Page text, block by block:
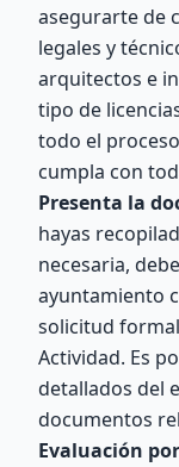
asegurarte de
legales y
arquitectos e
tipo de
todo el
cumpla con
Presenta la
hayas
necesaria,
ayuntamiento
solicitud
Actividad. Es
detallados del
documentos
Evaluación